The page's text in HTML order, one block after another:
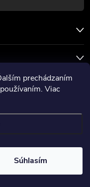
prechádzaním
Viac
Súhlasím
práva vyhradené.